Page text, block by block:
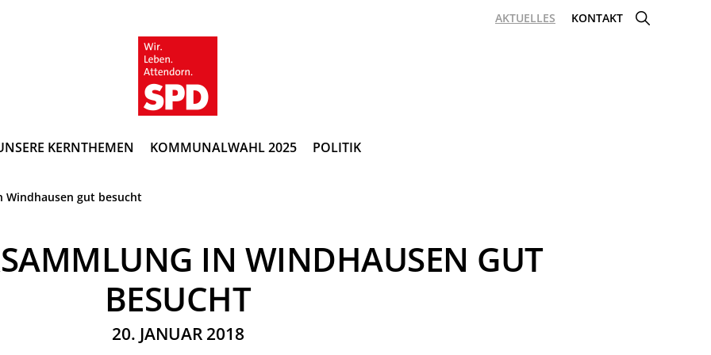
AKTUELLES KONTAKT SHOW
SEARCH
KERNTHEMEN KOMMUNALWAHL 2025 POLITIK
gut besucht
IN WINDHAUSEN GUT
BESUCHT
20. JANUAR 2018